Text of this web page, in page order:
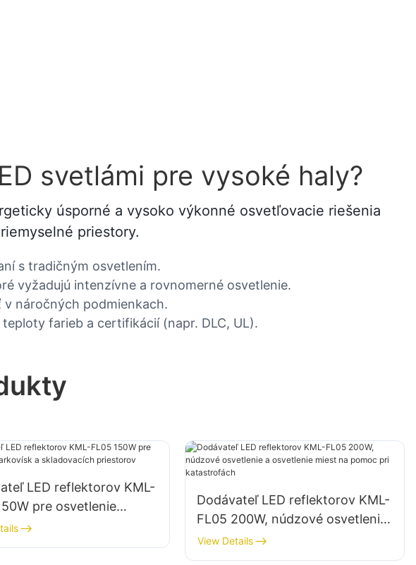
svetlámi pre vysoké haly?
úsporné a vysoko výkonné osvetľovacie riešenia
priestory.
s tradičným osvetlením.
vyžadujú intenzívne a rovnomerné osvetlenie.
náročných podmienkach.
farieb a certifikácií (napr. DLC, UL).
LED reflektorov KML-
pre osvetlenie
a skladovacích
Dodávateľ LED reflektorov KML-
FL05 200W, núdzové osvetlenie
a osvetlenie miest na pomoc pri
katastrofách
View Details